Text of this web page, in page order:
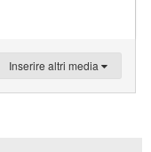
Inserire altri media